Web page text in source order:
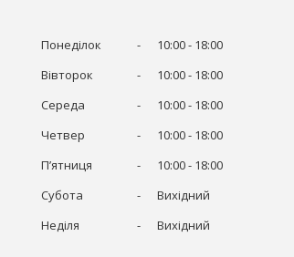
Понеділок 10:00
18:00
Вівторок
10:00
18:00
Середа
10:00
18:00
Четвер
10:00
18:00
Пʼятниця
10:00
18:00
Субота
Вихідний
Неділя
Вихідний